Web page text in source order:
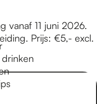
vanaf 11 juni 2026.
Prijs: €5,- excl.